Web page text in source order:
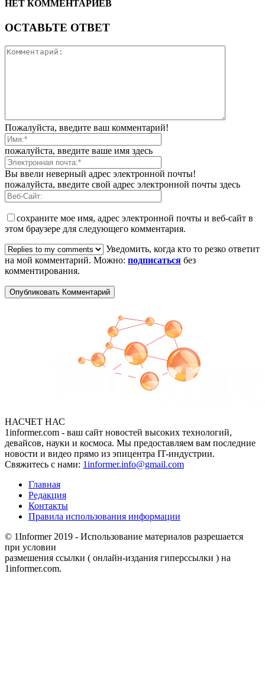
НЕТ КОММЕНТАРИЕВ
ОСТАВЬТЕ ОТВЕТ
Пожалуйста, введите ваш комментарий!
пожалуйста, введите ваше имя здесь
Вы ввели неверный адрес электронной почты!
пожалуйста, введите свой адрес электронной почты здесь
сохраните мое имя, адрес электронной почты и веб-сайт в
этом браузере для следующего комментария.
Уведомить, когда кто то резко ответит
на мой комментарий. Можно: подписаться без
комментирования.
НАСЧЕТ НАС
1informer.com - ваш сайт новостей высоких технологий,
девайсов, науки и космоса. Мы предоставляем вам последние
новости и видео прямо из эпицентра IT-индустрии.
Свяжитесь с нами: 1informer.info@gmail.com
Главная
Редакция
Контакты
Правила использования информации
© 1Informer 2019 - Использование материалов разрешается
при условии
размешения ссылки ( онлайн-издания гиперссылки ) на
1informer.com.